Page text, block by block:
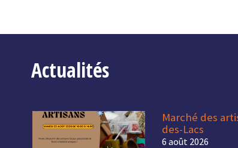
Actualités
Marché des
des-Lacs
6 août 2026